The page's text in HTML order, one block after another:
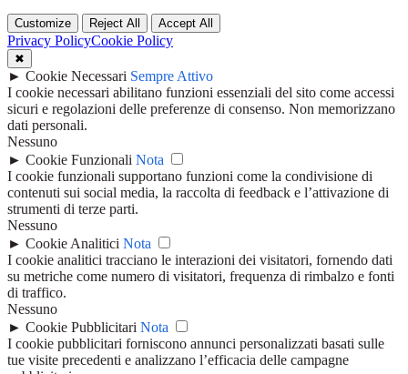
Customize Reject All Accept All
Privacy PolicyCookie Policy
✖
► Cookie Necessari Sempre Attivo
I cookie necessari abilitano funzioni essenziali del sito come accessi
sicuri e regolazioni delle preferenze di consenso. Non memorizzano
dati personali.
Nessuno
► Cookie Funzionali Nota
I cookie funzionali supportano funzioni come la condivisione di
contenuti sui social media, la raccolta di feedback e l’attivazione di
strumenti di terze parti.
Nessuno
► Cookie Analitici Nota
I cookie analitici tracciano le interazioni dei visitatori, fornendo dati
su metriche come numero di visitatori, frequenza di rimbalzo e fonti
di traffico.
Nessuno
► Cookie Pubblicitari Nota
I cookie pubblicitari forniscono annunci personalizzati basati sulle
tue visite precedenti e analizzano l’efficacia delle campagne